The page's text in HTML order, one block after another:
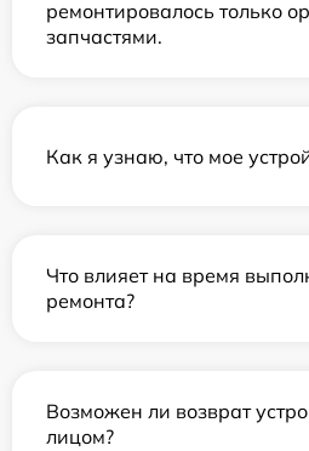
ремонтировалось только
запчастями.
Как я узнаю, что мое
Что влияет на время
ремонта?
Возможен ли возврат
лицом?